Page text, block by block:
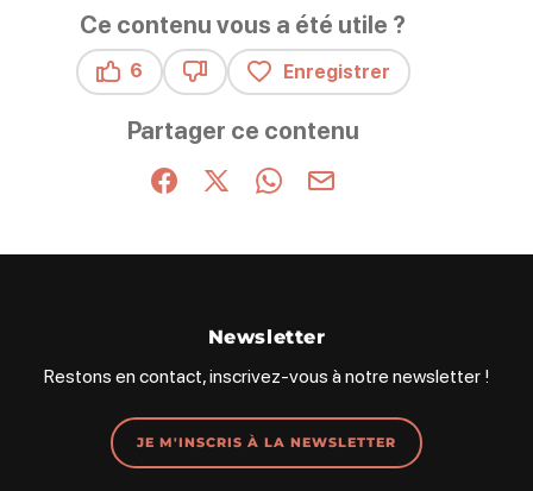
Ce contenu vous a été utile ?
6
Enregistrer
Partager ce contenu
Partager sur Facebook (nouvelle fenêtre)
Partager sur X / Twitter (nouvelle
Partager sur WhatsApp
Partager par mail
Newsletter
Restons en contact, inscrivez-vous à notre newsletter !
JE M'INSCRIS À LA NEWSLETTER